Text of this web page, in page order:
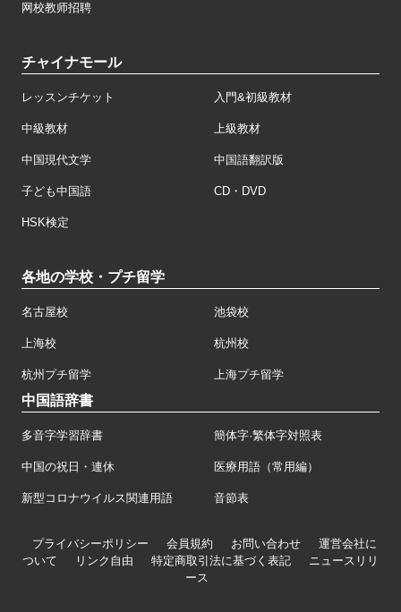
网校教师招聘
チャイナモール
レッスンチケット 入門&初級教材
中級教材 上級教材
中国現代文学 中国語翻訳版
子ども中国語 CD・DVD
HSK検定
各地の学校・プチ留学
名古屋校 池袋校
上海校 杭州校
杭州プチ留学 上海プチ留学
中国語辞書
多音字学習辞書 簡体字·繁体字対照表
中国の祝日・連休 医療用語（常用編）
新型コロナウイルス関連用語 音節表
プライバシーポリシー 会員規約 お問い合わせ
運営会社に
ついて
リンク自由 特定商取引法に基づく表記
ニュースリリ
ース